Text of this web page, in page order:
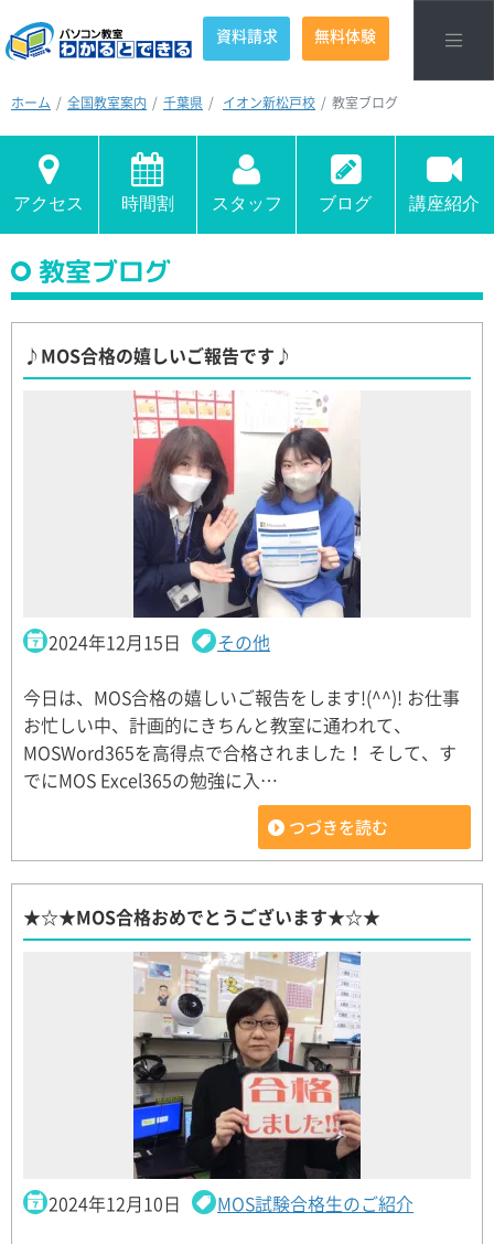
資料請求 無料体験
ホーム 全国教室案内 千葉県 イオン新松戸校 教室ブログ
アクセス 時間割 スタッフ ブログ 講座紹介
教室ブログ
♪MOS合格の嬉しいご報告です♪
2024年12月15日 その他
今日は、MOS合格の嬉しいご報告をします!(^^)! お仕事
お忙しい中、計画的にきちんと教室に通われて、
MOSWord365を高得点で合格されました！ そして、す
でにMOS Excel365の勉強に入…
つづきを読む
★☆★MOS合格おめでとうございます★☆★
2024年12月10日 MOS試験合格生のご紹介